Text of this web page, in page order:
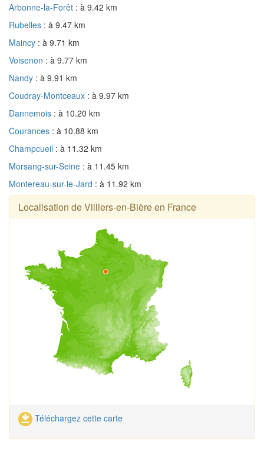
Arbonne-la-Forêt : à 9.42 km
Rubelles : à 9.47 km
Maincy : à 9.71 km
Voisenon : à 9.77 km
Nandy : à 9.91 km
Coudray-Montceaux : à 9.97 km
Dannemois : à 10.20 km
Courances : à 10.88 km
Champcueil : à 11.32 km
Morsang-sur-Seine : à 11.45 km
Montereau-sur-le-Jard : à 11.92 km
Localisation de Villiers-en-Bière en France
Téléchargez cette carte